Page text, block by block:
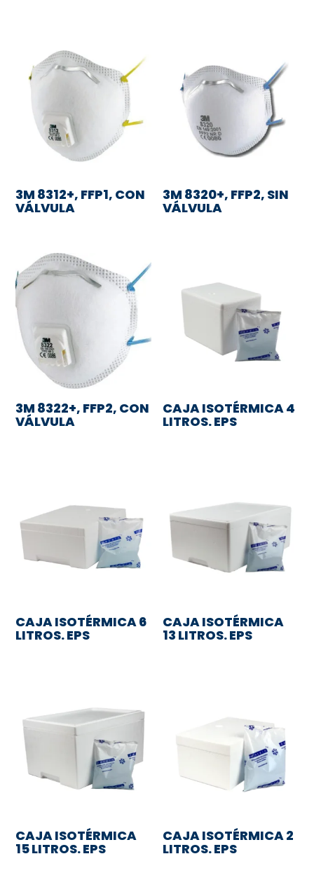
3M 8312+, FFP1, CON
VÁLVULA
3M 8320+, FFP2, SIN
VÁLVULA
3M 8322+, FFP2, CON
VÁLVULA
CAJA ISOTÉRMICA 4
LITROS. EPS
CAJA ISOTÉRMICA 6
LITROS. EPS
CAJA ISOTÉRMICA
13 LITROS. EPS
CAJA ISOTÉRMICA
15 LITROS. EPS
CAJA ISOTÉRMICA 2
LITROS. EPS